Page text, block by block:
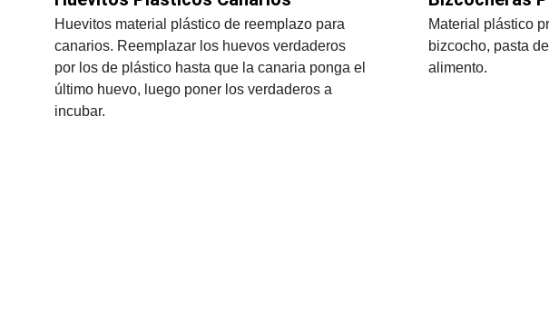
Huevitos material plástico de reemplazo para
canarios. Reemplazar los huevos verdaderos
por los de plástico hasta que la canaria ponga el
último huevo, luego poner los verdaderos a
incubar.
Material plástico
bizcocho, pasta
alimento.